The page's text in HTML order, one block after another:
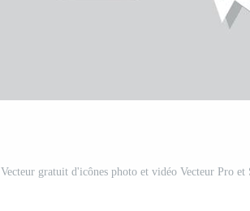
Vecteur gratuit d'icônes photo et vidéo Vecteur Pro et